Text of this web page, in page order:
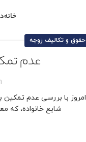
خانه
حقوق و تکالیف زوجه
عدم
امروز با بررسی عدم تمکین
شایع خانواده، که